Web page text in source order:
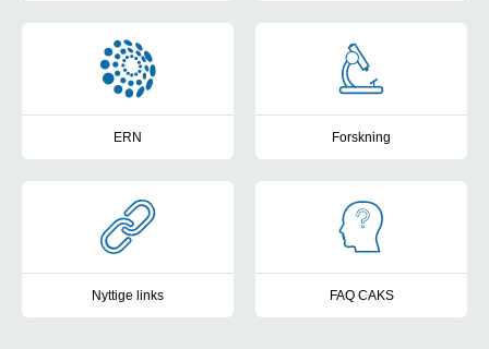
ERN Forskning
Nyttige links FAQ CAKS